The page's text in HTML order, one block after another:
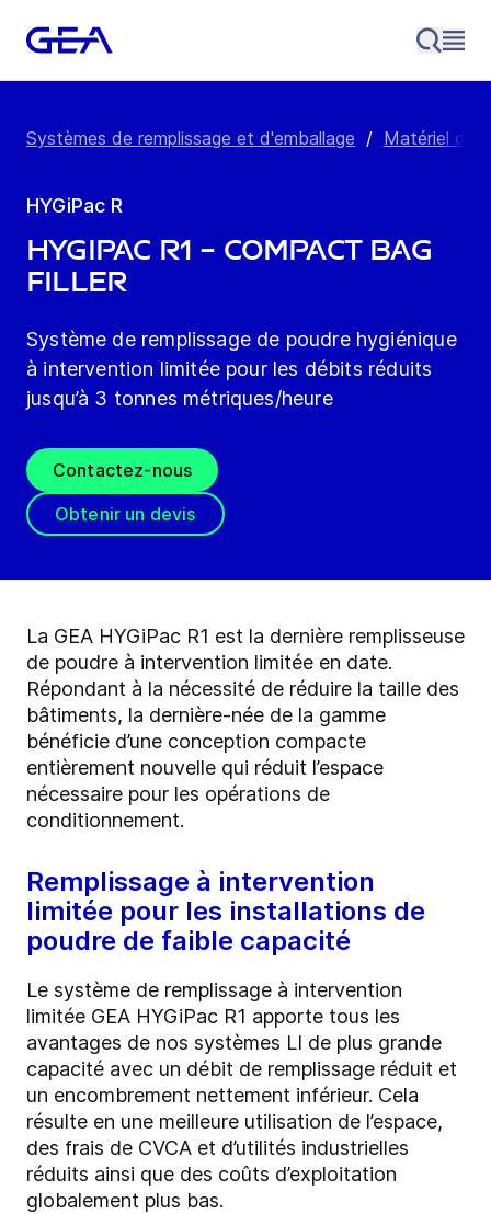
Systèmes de remplissage et d'emballage / Matériel de
HYGiPac R
HYGiPac R1 – Compact Bag
Filler
Système de remplissage de poudre hygiénique
à intervention limitée pour les débits réduits
jusqu’à 3 tonnes métriques/heure
Contactez-nous
Obtenir un devis
La GEA HYGiPac R1 est la dernière remplisseuse
de poudre à intervention limitée en date.
Répondant à la nécessité de réduire la taille des
bâtiments, la dernière-née de la gamme
bénéficie d’une conception compacte
entièrement nouvelle qui réduit l’espace
nécessaire pour les opérations de
conditionnement.
Remplissage à intervention
limitée pour les installations de
poudre de faible capacité
Le système de remplissage à intervention
limitée GEA HYGiPac R1 apporte tous les
avantages de nos systèmes LI de plus grande
capacité avec un débit de remplissage réduit et
un encombrement nettement inférieur. Cela
résulte en une meilleure utilisation de l’espace,
des frais de CVCA et d’utilités industrielles
réduits ainsi que des coûts d’exploitation
globalement plus bas.